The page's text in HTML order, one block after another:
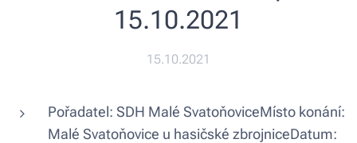
15.10.2021
15.10.2021
Pořadatel: SDH Malé SvatoňoviceMísto konání:
Malé Svatoňovice u hasičské zbrojniceDatum: